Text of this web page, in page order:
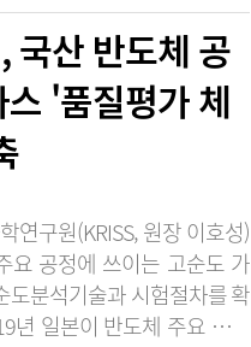
국산 반도체 공
'품질평가 체
연구원(KRISS, 원장 이호성)
요 공정에 쓰이는 고순도 가
도분석기술과 시험절차를 확
년 일본이 반도체 주요 소재